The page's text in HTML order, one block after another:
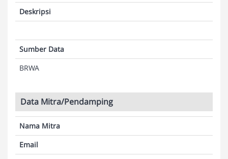
Deskripsi
Sumber Data
BRWA
Data Mitra/Pendamping
Nama Mitra
Email